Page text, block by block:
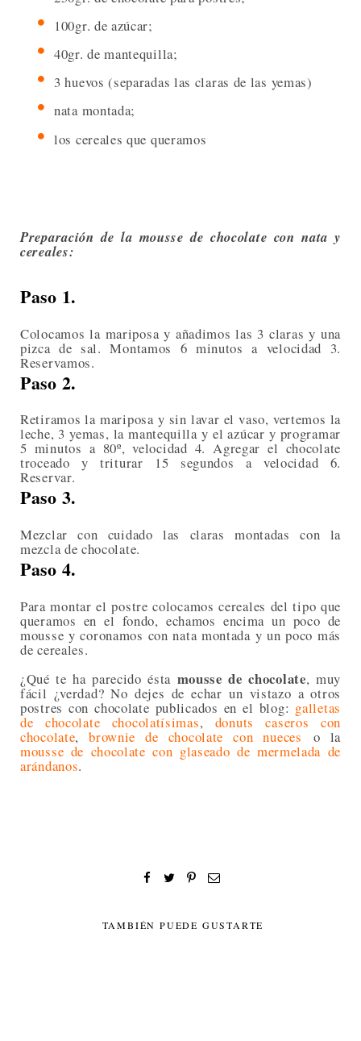
100gr. de azúcar;
40gr. de mantequilla;
3 huevos (separadas las claras de las yemas)
nata montada;
los cereales que queramos
Preparación de la mousse de chocolate con nata y
cereales:
Paso 1.
Colocamos la mariposa y añadimos las 3 claras y una
pizca de sal. Montamos 6 minutos a velocidad 3.
Reservamos.
Paso 2.
Retiramos la mariposa y sin lavar el vaso, vertemos la
leche, 3 yemas, la mantequilla y el azúcar y programar
5 minutos a 80º, velocidad 4. Agregar el chocolate
troceado y triturar 15 segundos a velocidad 6.
Reservar.
Paso 3.
Mezclar con cuidado las claras montadas con la
mezcla de chocolate.
Paso 4.
Para montar el postre colocamos cereales del tipo que
queramos en el fondo, echamos encima un poco de
mousse y coronamos con nata montada y un poco más
de cereales.
¿Qué te ha parecido ésta mousse de chocolate, muy
fácil ¿verdad? No dejes de echar un vistazo a otros
postres con chocolate publicados en el blog: galletas
de chocolate chocolatísimas, donuts caseros con
chocolate,brownie de chocolate con nueces o la
mousse de chocolate con glaseado de mermelada de
arándanos.
TAMBIÉN PUEDE GUSTARTE